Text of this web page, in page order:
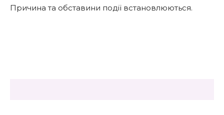
Причина та обставини події встановлюються.